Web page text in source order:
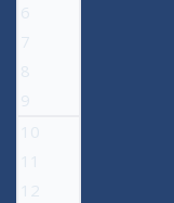
6
7
8
9
10
11
12